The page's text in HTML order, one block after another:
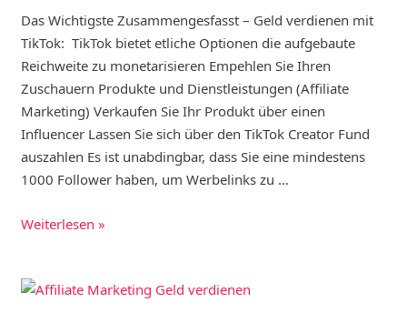
Das Wichtigste Zusammengesfasst – Geld verdienen mit
TikTok: TikTok bietet etliche Optionen die aufgebaute
Reichweite zu monetarisieren Empehlen Sie Ihren
Zuschauern Produkte und Dienstleistungen (Affiliate
Marketing) Verkaufen Sie Ihr Produkt über einen
Influencer Lassen Sie sich über den TikTok Creator Fund
auszahlen Es ist unabdingbar, dass Sie eine mindestens
1000 Follower haben, um Werbelinks zu …
Jetzt
mit
Weiterlesen »